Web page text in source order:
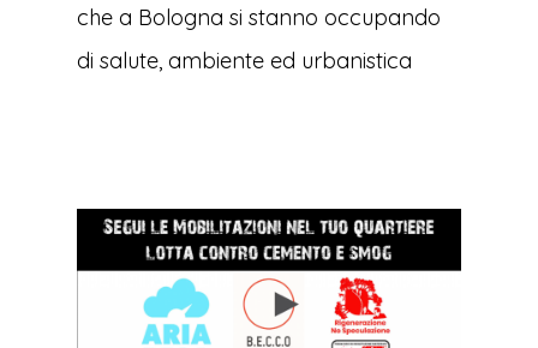
che a Bologna si stanno occupando
di salute, ambiente ed urbanistica